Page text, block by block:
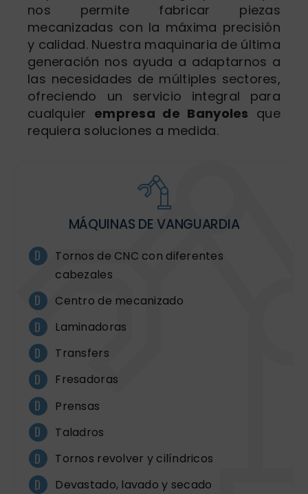
nos permite fabricar piezas
mecanizadas con la máxima precisión
y calidad. Nuestra maquinaria de última
generación nos ayuda a adaptarnos a
las necesidades de múltiples sectores,
ofreciendo un servicio integral para
cualquier empresa de Banyoles que
requiera soluciones a medida.
MÁQUINAS DE VANGUARDIA
Tornos de CNC con diferentes
cabezales
Centro de mecanizado
Laminadoras
Transfers
Fresadoras
Prensas
Taladros
Tornos revolver y cilíndricos
Devastado, lavado y secado